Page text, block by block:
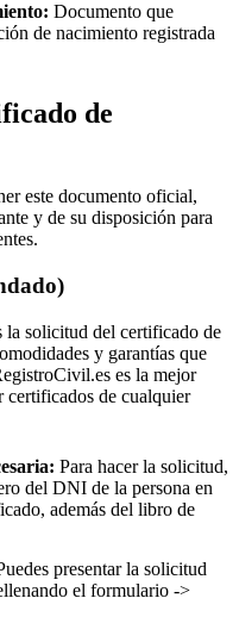
Documento que
de nacimiento registrada
de
este documento oficial,
y de su disposición para
la solicitud del certificado de
y garantías que
es la mejor
certificados de cualquier
Para hacer la solicitud,
del DNI de la persona en
además del libro de
presentar la solicitud
el formulario ->